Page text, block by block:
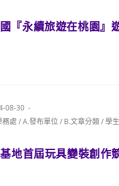
『永續旅遊在桃園』
08-30
務處 /A.發布單位/ B.文章分類/學
地首屆玩具變裝創作